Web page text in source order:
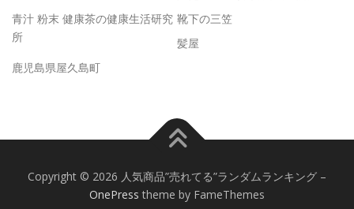
青汁 粉末 健康茶の健康生活研究
所
靴下の三笠
髪屋
鹿児島県屋久島町
Copyright © 2026 人気商品”売れてる”ランダムランキング –
OnePress theme by FameThemes